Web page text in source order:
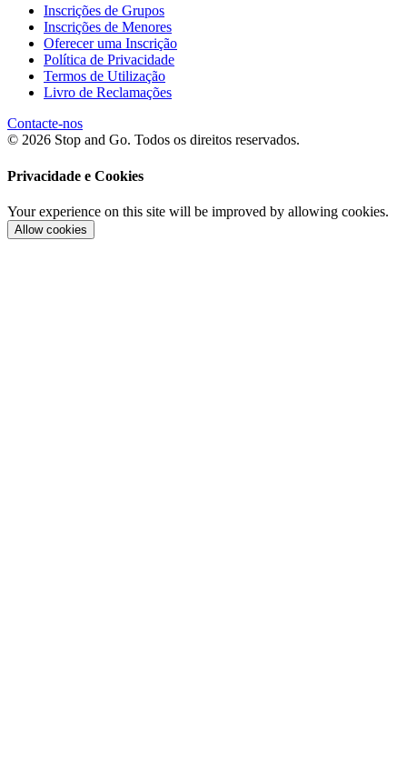
Inscrições de Grupos
Inscrições de Menores
Oferecer uma Inscrição
Política de Privacidade
Termos de Utilização
Livro de Reclamações
Contacte-nos
© 2026 Stop and Go. Todos os direitos reservados.
Privacidade e Cookies
Your experience on this site will be improved by allowing cookies.
Allow cookies